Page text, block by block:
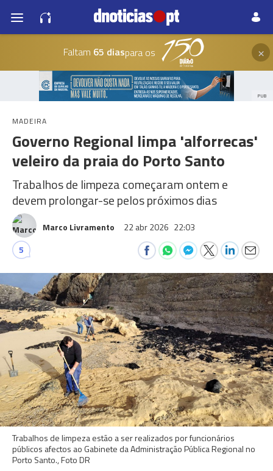
Faltam 65 diaspara os ×
PUB
MADEIRA
Governo Regional limpa 'alforrecas'
veleiro da praia do Porto Santo
Trabalhos de limpeza começaram ontem e
devem prolongar-se pelos próximos dias
Marco Livramento 22 abr 2026 22:03
5
Trabalhos de limpeza estão a ser realizados por funcionários
públicos afectos ao Gabinete da Administração Pública Regional no
Porto Santo., Foto DR